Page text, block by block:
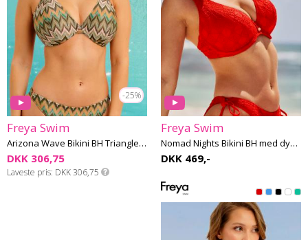
-25%
Freya Swim
Arizona Wave Bikini BH Triangle E-I skål
DKK 306,75
Laveste pris DKK 306,75
Freya Swim
Nomad Nights Bikini BH med dyb udskæring F-M skål
DKK 469,-